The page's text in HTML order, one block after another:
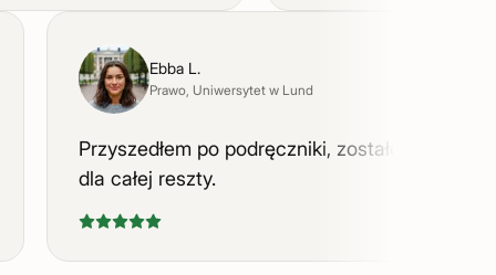
Ebba L.
Prawo, Uniwersytet w Lund
Przyszedłem po podręczniki, zostałem
dla całej reszty.